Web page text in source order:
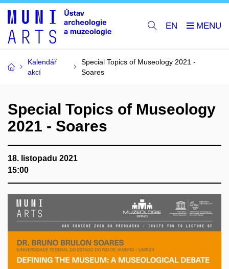
EN
Kalendář
akcí
Special Topics of Museology 2021 -
Soares
Special Topics of Museology
2021 - Soares
18. listopadu 2021
15:00